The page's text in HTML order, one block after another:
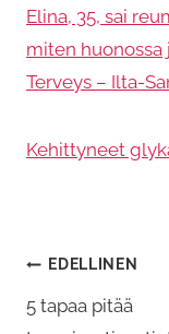
Elina, 35, sai
miten huonossa
Terveys – Ilta-
Kehittyneet
Artikkelien
selaus
EDELLINEN
5 tapaa pitää